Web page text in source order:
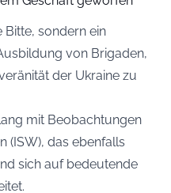
Bitte, sondern ein
von Brigaden,
der Ukraine zu
mit Beobachtungen
(ISW), das ebenfalls
sich auf bedeutende